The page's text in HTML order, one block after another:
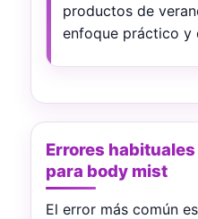
productos de
enfoque práctico y
Errores
para body mist
El error más común